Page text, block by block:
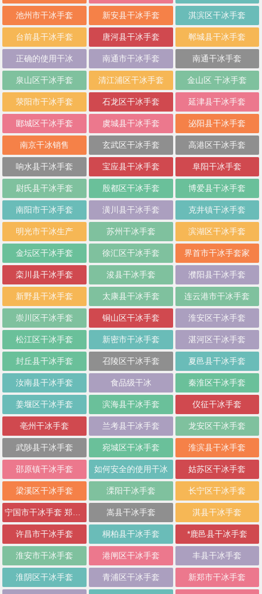
池州市干冰手套 新安县干冰手套 淇滨区干冰手套
台前县干冰手套 唐河县干冰手套 郸城县干冰手套
正确的使用干冰 南通市干冰手套 南通干冰手套
泉山区干冰手套 清江浦区干冰手套 金山区 干冰手套
荥阳市干冰手套 石龙区干冰手套 延津县干冰手套
郾城区干冰手套 虞城县干冰手套 泌阳县干冰手套
南京干冰销售 玄武区干冰手套 高港区干冰手套
响水县干冰手套 宝应县干冰手套 阜阳干冰手套
尉氏县干冰手套 殷都区干冰手套 博爱县干冰手套
南阳市干冰手套 潢川县干冰手套 克井镇干冰手套
明光市干冰生产 苏州干冰手套 滨湖区干冰手套
金坛区干冰手套 徐汇区干冰手套 界首市干冰手套家
栾川县干冰手套 浚县干冰手套 濮阳县干冰手套
新野县干冰手套 太康县干冰手套 连云港市干冰手套
崇川区干冰手套 铜山区干冰手套 淮安区干冰手套
松江区干冰手套 新密市干冰手套 湛河区干冰手套
封丘县干冰手套 召陵区干冰手套 夏邑县干冰手套
汝南县干冰手套 食品级干冰 秦淮区干冰手套
姜堰区干冰手套 滨海县干冰手套 仪征干冰手套
亳州干冰手套 兰考县干冰手套 龙安区干冰手套
武陟县干冰手套 宛城区干冰手套 淮滨县干冰手套
邵原镇干冰手套 如何安全的使用干冰 姑苏区干冰手套
梁溪区干冰手套 溧阳干冰手套 长宁区干冰手套
宁国市干冰手套 郑州市干冰手套 嵩县干冰手套 淇县干冰手套
许昌市干冰手套 桐柏县干冰手套 *鹿邑县干冰手套
淮安市干冰手套 港闸区干冰手套 丰县干冰手套
淮阴区干冰手套 青浦区干冰手套 新郑市干冰手套